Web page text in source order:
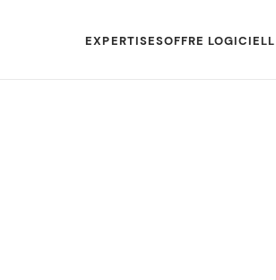
EXPERTISESOFFRE